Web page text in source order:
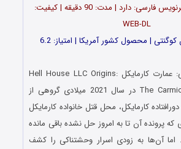
زبان: انگلیسی | زیرنویس فارسی: دارد | مدت: 90 دقیقه | کیفیت:
WEB-DL
| محصول کشور آمریکا | امتیاز: 6.2
عمارت کارمایکل Hell House LLC Origins:
The Carmichael Manor 2023 در سال 2021 میلادی گروهی از
کارمایکل، محل قتل خانواده کارمایکل
میلادی که پرونده آن تا به امروز حل نشده باقی مانده
آن‌ها به زودی اسرار وحشتناکی را کشف